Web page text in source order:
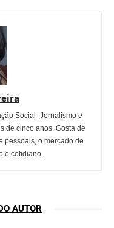
Social- Jornalismo e
de cinco anos. Gosta de
pessoais, o mercado de
e cotidiano.
AUTOR